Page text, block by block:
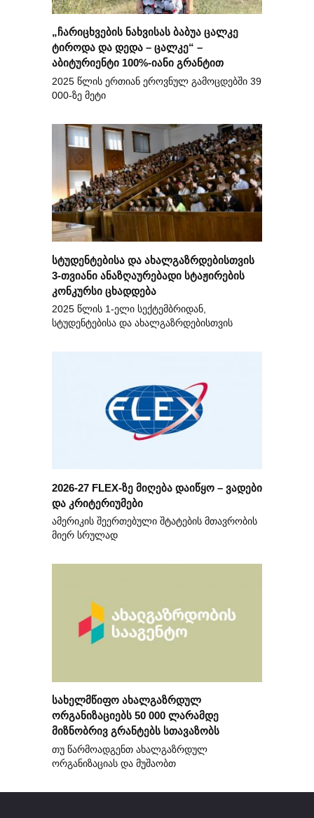
„ჩარიცხვების ნახვისას ბაბუა ცალკე
ტიროდა და დედა – ცალკე“ –
აბიტურიენტი 100%-იანი გრანტით
2025 წლის ერთიან ეროვნულ გამოცდებში 39
000-ზე მეტი
სტუდენტებისა და ახალგაზრდებისთვის
3-თვიანი ანაზღაურებადი სტაჟირების
კონკურსი ცხადდება
2025 წლის 1-ელი სექტემბრიდან,
სტუდენტებისა და ახალგაზრდებისთვის
2026-27 FLEX-ზე მიღება დაიწყო – ვადები
და კრიტერიუმები
ამერიკის შეერთებული შტატების მთავრობის
მიერ სრულად
სახელმწიფო ახალგაზრდულ
ორგანიზაციებს 50 000 ლარამდე
მიზნობრივ გრანტებს სთავაზობს
თუ წარმოადგენთ ახალგაზრდულ
ორგანიზაციას და მუშაობთ